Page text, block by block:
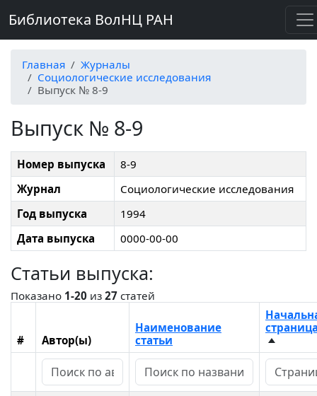
Библиотека ВолНЦ РАН
Главная
Журналы
Социологические исследования
Выпуск № 8-9
Выпуск № 8-9
Номер выпуска
8-9
Журнал
Социологические исследования
Год выпуска
1994
Дата выпуска
0000-00-00
Статьи выпуска:
Показано 1-20 из 27 статей
# Автор(ы)
Наименование
статьи